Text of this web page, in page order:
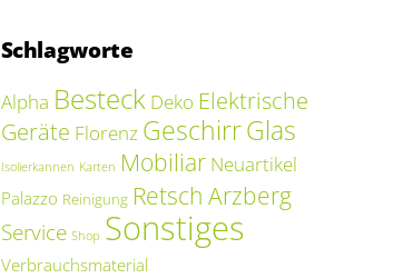
Schlagworte
Alpha Besteck Deko Elektrische
Geräte Florenz GeschirrGlas
Isolierkannen Karten Mobiliar Neuartikel
Palazzo Reinigung Retsch Arzberg
Service Shop Sonstiges
Verbrauchsmaterial